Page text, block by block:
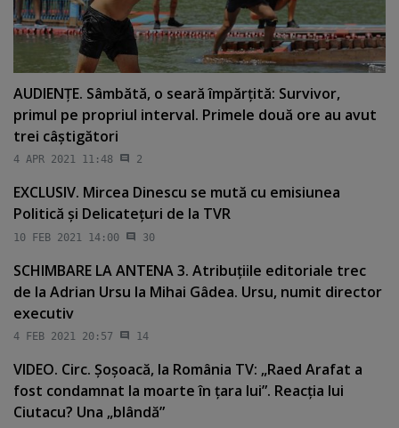
AUDIENŢE. Sâmbătă, o seară împărţită: Survivor,
primul pe propriul interval. Primele două ore au avut
trei câştigători
4 APR 2021 11:48 2
EXCLUSIV. Mircea Dinescu se mută cu emisiunea
Politică şi Delicateţuri de la TVR
10 FEB 2021 14:00 30
SCHIMBARE LA ANTENA 3. Atribuţiile editoriale trec
de la Adrian Ursu la Mihai Gâdea. Ursu, numit director
executiv
4 FEB 2021 20:57 14
VIDEO. Circ. Şoşoacă, la România TV: „Raed Arafat a
fost condamnat la moarte în ţara lui”. Reacţia lui
Ciutacu? Una „blândă”